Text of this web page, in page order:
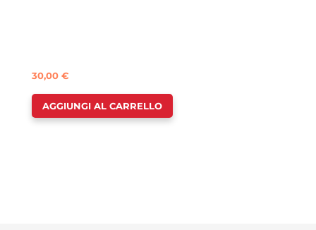
30,00€
AGGIUNGI AL CARRELLO